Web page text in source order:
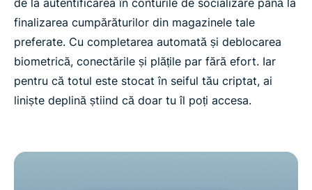
de la autentificarea în conturile de socializare până la
finalizarea cumpărăturilor din magazinele tale
preferate. Cu completarea automată și deblocarea
biometrică, conectările și plățile par fără efort. Iar
pentru că totul este stocat în seiful tău criptat, ai
liniște deplină știind că doar tu îl poți accesa.